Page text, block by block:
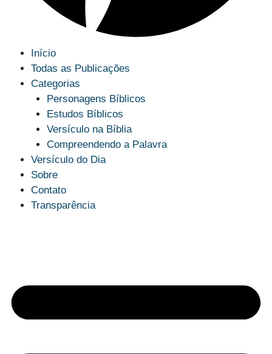
Início
Todas as Publicações
Categorias
Personagens Bíblicos
Estudos Bíblicos
Versículo na Bíblia
Compreendendo a Palavra
Versículo do Dia
Sobre
Contato
Transparência